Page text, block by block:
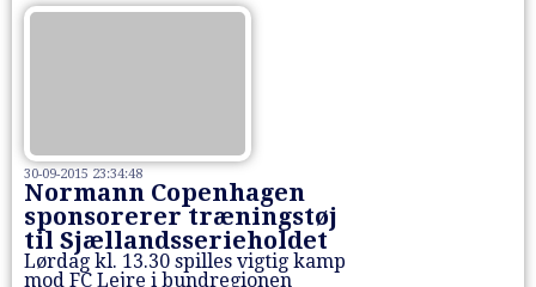
30-09-2015 23:34:48
Normann Copenhagen
sponsorerer træningstøj
til Sjællandsserieholdet
Lørdag kl. 13.30 spilles vigtig kamp
mod FC Lejre i bundregionen